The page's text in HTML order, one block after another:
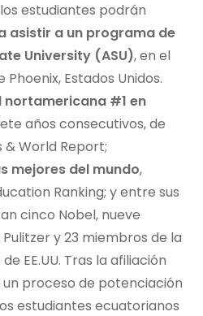
estudiantes podrán
asistir a un programa de
University (ASU), en el
Estados Unidos.
nortamericana #1 en
años consecutivos, de
& World Report;
mejores del mundo,
Ranking; y entre sus
cinco Nobel, nueve
y 23 miembros de la
EE.UU. Tras la afiliación
un proceso de potenciación
estudiantes ecuatorianos